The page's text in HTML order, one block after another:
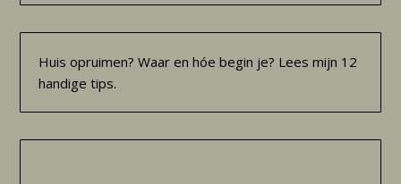
Huis opruimen? Waar en hóe begin je? Lees mijn 12
handige tips.